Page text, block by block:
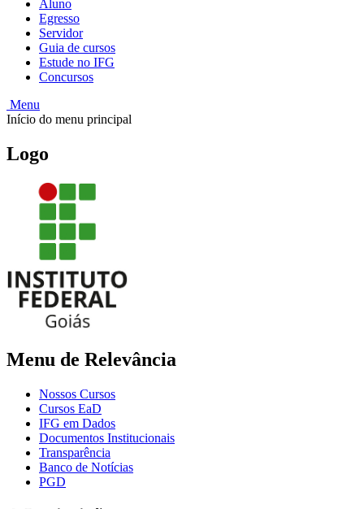
Aluno
Egresso
Servidor
Guia de cursos
Estude no IFG
Concursos
Menu
Início do menu principal
Logo
Menu de Relevância
Nossos Cursos
Cursos EaD
IFG em Dados
Documentos Institucionais
Transparência
Banco de Notícias
PGD